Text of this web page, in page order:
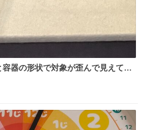
器の形状で対象が歪んで見えてし
歪みがない状態で観察しやすいよ
していると前に科博の先生から教